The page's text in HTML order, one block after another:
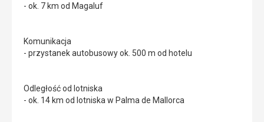
- ok. 7 km od Magaluf
Komunikacja
- przystanek autobusowy ok. 500 m od hotelu
Odległość od lotniska
- ok. 14 km od lotniska w Palma de Mallorca